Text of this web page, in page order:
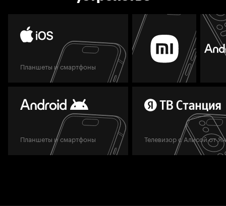
Планшеты и смартфоны
Планшеты и смартфоны Телевизор с Алисой от